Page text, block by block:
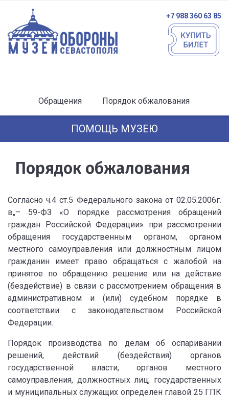
+7 988 360 63 85
Обращения Порядок обжалования
ПОМОЩЬ МУЗЕЮ
Порядок обжалования
Согласно ч.4 ст.5 Федерального закона от 02.05.2006г.
в„– 59-ФЗ «О порядке рассмотрения обращений
граждан Российской Федерации» при рассмотрении
обращения государственным органом, органом
местного самоуправления или должностным лицом
гражданин имеет право обращаться с жалобой на
принятое по обращению решение или на действие
(бездействие) в связи с рассмотрением обращения в
административном и (или) судебном порядке в
соответствии с законодательством Российской
Федерации.
Порядок производства по делам об оспаривании
решений, действий (бездействия) органов
государственной власти, органов местного
самоуправления, должностных лиц, государственных
и муниципальных служащих определен главой 25 ГПК